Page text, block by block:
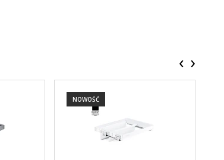
NOWOŚĆ
‹ ›